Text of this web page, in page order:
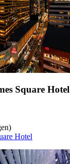
Square Hotel
Hotel